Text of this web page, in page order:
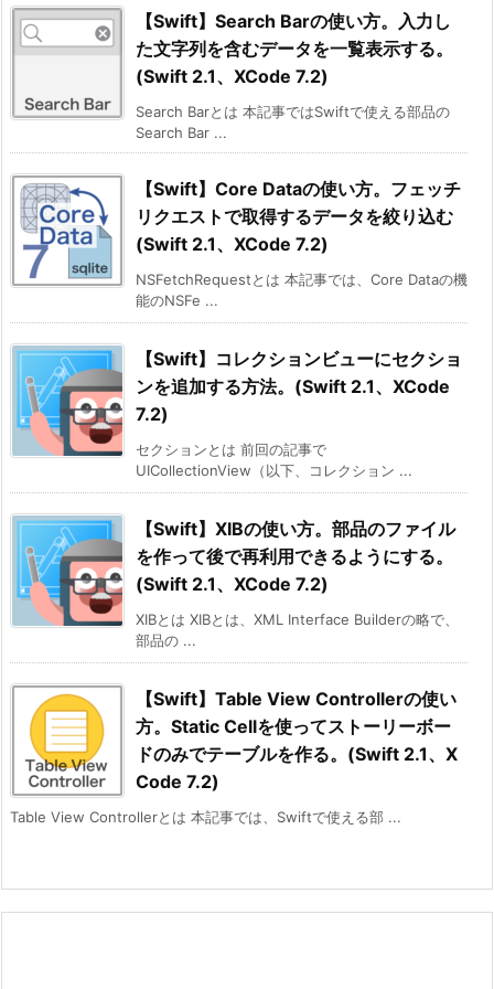
【Swift】Search Barの使い方。入力し
た文字列を含むデータを一覧表示する。
(Swift 2.1、XCode 7.2)
Search Barとは 本記事ではSwiftで使える部品の
Search Bar ...
【Swift】Core Dataの使い方。フェッチ
リクエストで取得するデータを絞り込む
(Swift 2.1、XCode 7.2)
NSFetchRequestとは 本記事では、Core Dataの機
能のNSFe ...
【Swift】コレクションビューにセクショ
ンを追加する方法。(Swift 2.1、XCode
7.2)
セクションとは 前回の記事で
UICollectionView（以下、コレクション ...
【Swift】XIBの使い方。部品のファイル
を作って後で再利用できるようにする。
(Swift 2.1、XCode 7.2)
XIBとは XIBとは、XML Interface Builderの略で、
部品の ...
【Swift】Table View Controllerの使い
方。Static Cellを使ってストーリーボー
ドのみでテーブルを作る。(Swift 2.1、X
Code 7.2)
Table View Controllerとは 本記事では、Swiftで使える部 ...